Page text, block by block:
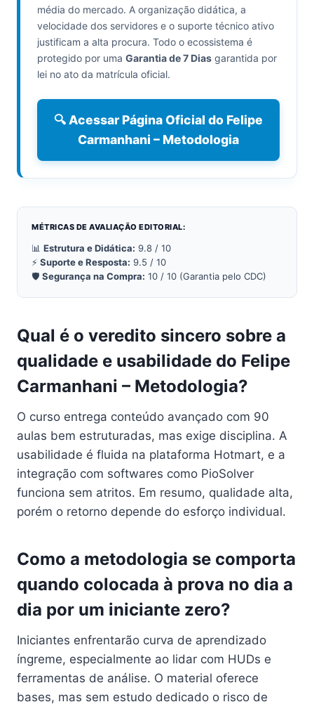
média do mercado. A organização didática, a
velocidade dos servidores e o suporte técnico ativo
justificam a alta procura. Todo o ecossistema é
protegido por uma Garantia de 7 Dias garantida por
lei no ato da matrícula oficial.
🔍 Acessar Página Oficial do Felipe
Carmanhani – Metodologia
MÉTRICAS DE AVALIAÇÃO EDITORIAL:
📊 Estrutura e Didática: 9.8 / 10
⚡ Suporte e Resposta: 9.5 / 10
🛡️ Segurança na Compra: 10 / 10 (Garantia pelo CDC)
Qual é o veredito sincero sobre a
qualidade e usabilidade do Felipe
Carmanhani – Metodologia?
O curso entrega conteúdo avançado com 90
aulas bem estruturadas, mas exige disciplina. A
usabilidade é fluida na plataforma Hotmart, e a
integração com softwares como PioSolver
funciona sem atritos. Em resumo, qualidade alta,
porém o retorno depende do esforço individual.
Como a metodologia se comporta
quando colocada à prova no dia a
dia por um iniciante zero?
Iniciantes enfrentarão curva de aprendizado
íngreme, especialmente ao lidar com HUDs e
ferramentas de análise. O material oferece
bases, mas sem estudo dedicado o risco de